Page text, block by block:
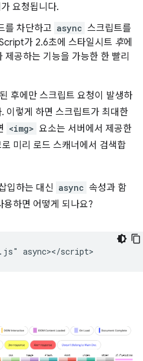
요청됩니다.
를 차단하고 async 스크립트를
가 2.6초에 스타일시트 후에
제공하는 기능을 가능한 한 빨리
후에만 스크립트 요청이 발생하
이렇게 하면 스크립트가 최대한
<img> 요소는 서버에서 제공한
미리 로드 스캐너에서 검색합
입하는 대신 async 속성과 함
용하면 어떻게 되나요?